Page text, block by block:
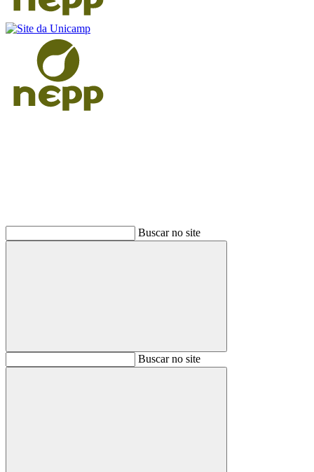
Buscar no site
BuscarBuscar no site